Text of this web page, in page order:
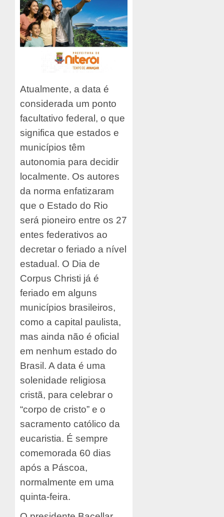
Atualmente, a data é
considerada um ponto
facultativo federal, o que
significa que estados e
municípios têm
autonomia para decidir
localmente. Os autores
da norma enfatizaram
que o Estado do Rio
será pioneiro entre os 27
entes federativos ao
decretar o feriado a nível
estadual. O Dia de
Corpus Christi já é
feriado em alguns
municípios brasileiros,
como a capital paulista,
mas ainda não é oficial
em nenhum estado do
Brasil. A data é uma
solenidade religiosa
cristã, para celebrar o
“corpo de cristo” e o
sacramento católico da
eucaristia. É sempre
comemorada 60 dias
após a Páscoa,
normalmente em uma
quinta-feira.